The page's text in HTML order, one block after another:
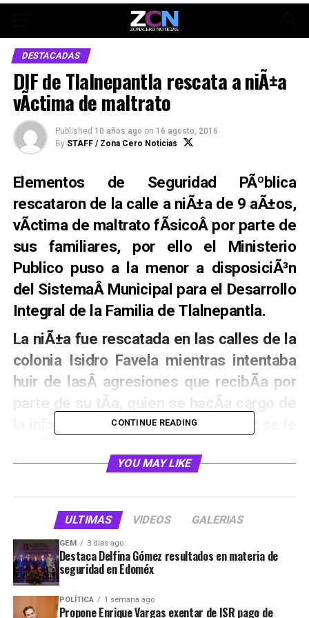
DESTACADAS
DIF de Tlalnepantla rescata a niÃ±a
vÃ­ctima de maltrato
Published 10 años ago on 16 agosto, 2016
By STAFF / Zona Cero Noticias
Elementos de Seguridad PÃºblica
rescataron de la calle a niÃ±a de 9 aÃ±os,
vÃ­ctima de maltrato fÃ­sicoÂ por parte de
sus familiares, por ello el Ministerio
Publico puso a la menor a disposiciÃ³n
del SistemaÂ Municipal para el Desarrollo
Integral de la Familia de Tlalnepantla.
La niÃ±a fue rescatada en las calles de la
colonia Isidro Favela mientras intentaba
huir de lasÂ agresiones que recibÃ­a por
la infante luego de que en elÂ 2012 se le
que ella tambiÃ©n era su agresora.
Actualmente la menor de edad se
encuentra en custodia y resguardo en uno
de los albergues delÂ DIF municipal
mientras continÃºan con las
averiguaciones pertinentes. AdemÃ¡s
mediante unaÂ revisiÃ³n mÃ©dica se
CONTINUE READING
YOU MAY LIKE
ULTIMAS VIDEOS GALERIAS
GEM 3 días ago
Destaca Delfina Gómez resultados en materia de
seguridad en Edoméx
POLÍTICA 1 semana ago
Propone Enrique Vargas exentar de ISR pago de